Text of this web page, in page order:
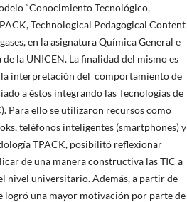
“Conocimiento Tecnológico,
Technological Pedagogical Content
en la asignatura Química General e
la UNICEN. La finalidad del mismo es
interpretación del comportamiento de
a éstos integrando las Tecnologías de
Para ello se utilizaron recursos como
teléfonos inteligentes (smartphones) y
TPACK, posibilitó reflexionar
de una manera constructiva las TIC a
nivel universitario. Además, a partir de
logró una mayor motivación por parte de